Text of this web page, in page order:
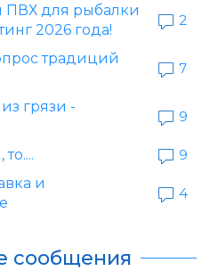
для рыбалки
2026 года!
2
традиций
7
грязи -
9
9
и
4
сообщения